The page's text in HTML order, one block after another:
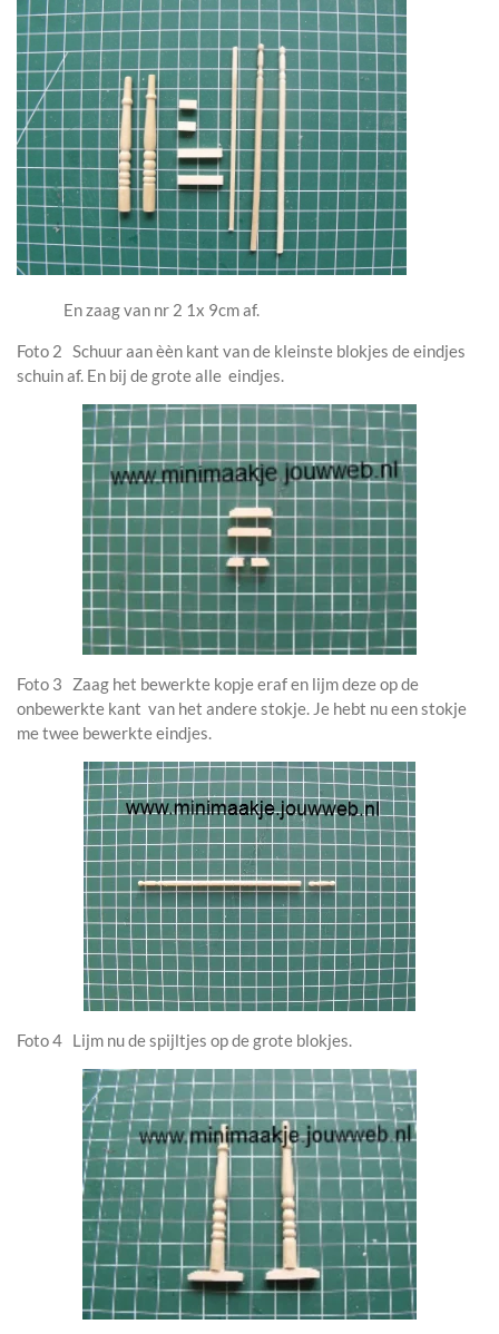
En zaag van nr 2 1x 9cm af.
Foto 2 Schuur aan èèn kant van de kleinste blokjes de eindjes
schuin af. En bij de grote alle eindjes.
Foto 3 Zaag het bewerkte kopje eraf en lijm deze op de
onbewerkte kant van het andere stokje. Je hebt nu een stokje
me twee bewerkte eindjes.
Foto 4 Lijm nu de spijltjes op de grote blokjes.